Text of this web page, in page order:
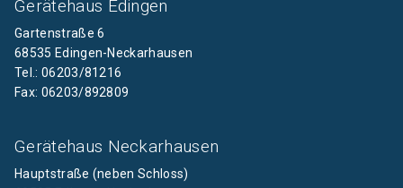
Gerätehaus Edingen
Gartenstraße 6
68535 Edingen-Neckarhausen
Tel.: 06203/81216
Fax: 06203/892809
Gerätehaus Neckarhausen
Hauptstraße (neben Schloss)